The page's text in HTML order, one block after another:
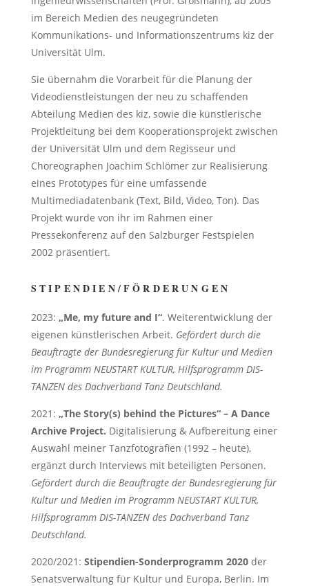
im Bereich Medien des neugegründeten
Kommunikations- und Informationszentrums kiz der
Universität Ulm.
Sie übernahm die Vorarbeit für die Planung der
Videodienstleistungen der neu zu schaffenden
Abteilung Medien des kiz, sowie die künstlerische
Projektleitung bei dem Kooperationsprojekt zwischen
der Universität Ulm und dem Regisseur und
Choreographen Joachim Schlömer zur Realisierung
eines Prototypes für eine umfassende
Multimediadatenbank (Text, Bild, Video, Ton). Das
Projekt wurde von ihr im Rahmen einer
Pressekonferenz auf den Salzburger Festspielen
2002 präsentiert.
STIPENDIEN/FÖRDERUNGEN
2023: „Me, my future and I“. Weiterentwicklung der
eigenen künstlerischen Arbeit. Gefördert durch die
Beauftragte der Bundesregierung für Kultur und Medien
im Programm NEUSTART KULTUR, Hilfsprogramm DIS-
TANZEN des Dachverband Tanz Deutschland.
2021: „The Story(s) behind the Pictures“ – A Dance
Archive Project. Digitalisierung & Aufbereitung einer
Auswahl meiner Tanzfotografien (1992 – heute),
ergänzt durch Interviews mit beteiligten Personen.
Gefördert durch die Beauftragte der Bundesregierung für
Kultur und Medien im Programm NEUSTART KULTUR,
Hilfsprogramm DIS-TANZEN des Dachverband Tanz
Deutschland.
2020/2021: Stipendien-Sonderprogramm 2020der
Senatsverwaltung für Kultur und Europa, Berlin. Im